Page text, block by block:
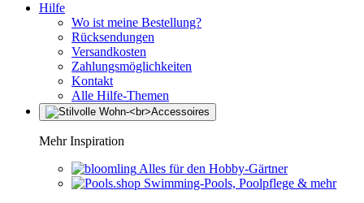
Hilfe
Wo ist meine Bestellung?
Rücksendungen
Versandkosten
Zahlungsmöglichkeiten
Kontakt
Alle Hilfe-Themen
Mehr Inspiration
Alles für den Hobby-Gärtner
Swimming-Pools, Poolpflege & mehr